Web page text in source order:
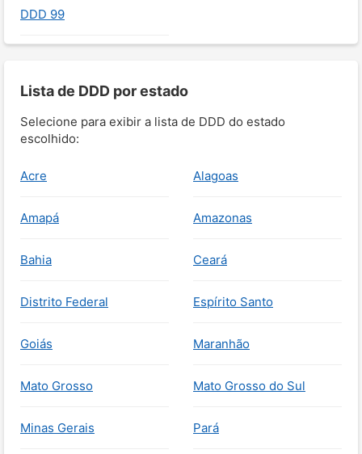
DDD 99
Lista de DDD por estado
Selecione para exibir a lista de DDD do estado
escolhido:
Acre Alagoas
Amapá Amazonas
Bahia Ceará
Distrito Federal Espírito Santo
Goiás Maranhão
Mato Grosso Mato Grosso do Sul
Minas Gerais Pará